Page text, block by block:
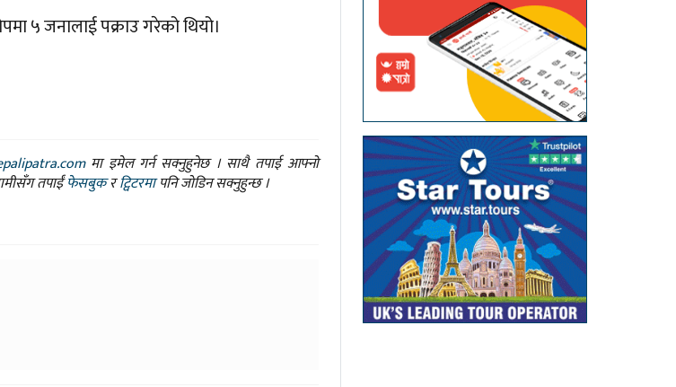
५ जनालाई पक्राउ गरेको थियो।
मा इमेल गर्न सक्नुहुनेछ । साथै तपाई आफ्नो
तपाईंफेसबुकरट्विटरमापनि जोडिन सक्नुहुन्छ ।